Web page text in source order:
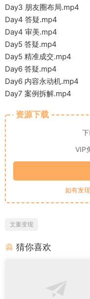
Day3 朋友圈布局.mp4
Day4 答疑.mp4
Day4 审美.mp4
Day5 答疑.mp4
Day5 精准成交.mp4
Day6 答疑.mp4
Day6 内容永动机.mp4
Day7 案例拆解.mp4
资源下载
VIP
如有发
文案变现
猜你喜欢